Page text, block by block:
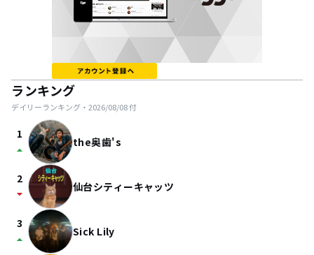
ランキング
デイリーランキング・ 2026/08/08付
1
arrow_drop_up the奥歯's
2
arrow_drop_down 仙台シティーキャッツ
3
arrow_drop_up Sick Lily